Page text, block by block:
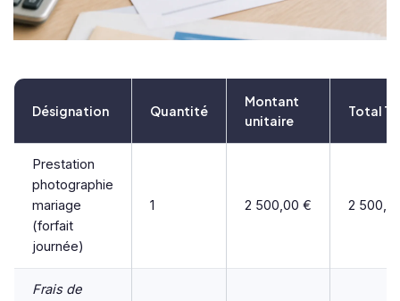
Désignation Quantité
Montant
unitaire
Total
Prestation
photographie
mariage
(forfait
journée)
1 2 500,00 € 2
Frais de